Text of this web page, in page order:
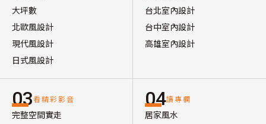
大坪數
北歐風設計
現代風設計
日式風設計
台北室內設計
台中室內設計
高雄室內設計
03看精彩影音
完整空間實走
04讀專欄
居家風水